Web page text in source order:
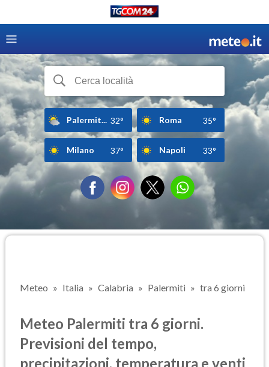
Palermit... 32° Roma 35°
Milano 37° Napoli 33°
Meteo Italia Calabria Palermiti tra 6 giorni
Meteo Palermiti tra 6 giorni.
Previsioni del tempo,
precipitazioni, temperatura e venti